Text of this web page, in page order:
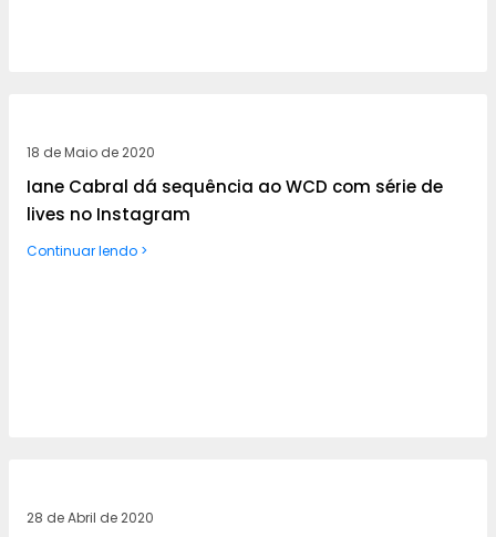
18 de Maio de 2020
Iane Cabral dá sequência ao WCD com série de
lives no Instagram
Continuar lendo >
28 de Abril de 2020